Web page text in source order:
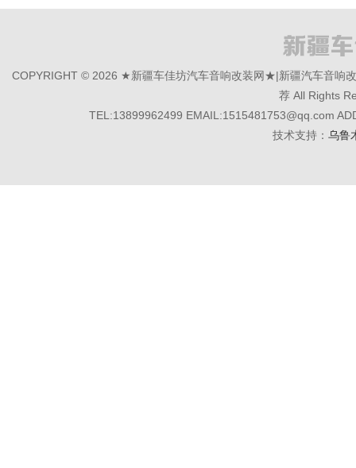
COPYRIGHT © 2026 ★新疆车佳坊汽车音响改装网★|新疆汽车音响
荐 All Rights
TEL:13899962499 EMAIL:1515481753@qq.com
技术支持： 乌鲁